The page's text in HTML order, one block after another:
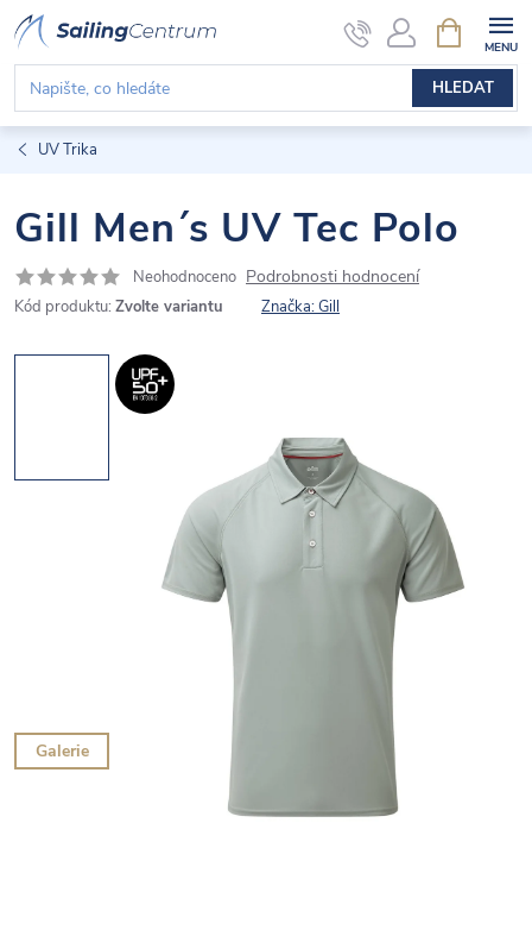
Přejít
na
obsah
HLEDAT
NÁKUPNÍ
KOŠÍK
UV Trika
Gill Men´s UV Tec Polo
Neohodnoceno Podrobnosti hodnocení
Kód produktu: Zvolte variantu Značka:Gill
Galerie